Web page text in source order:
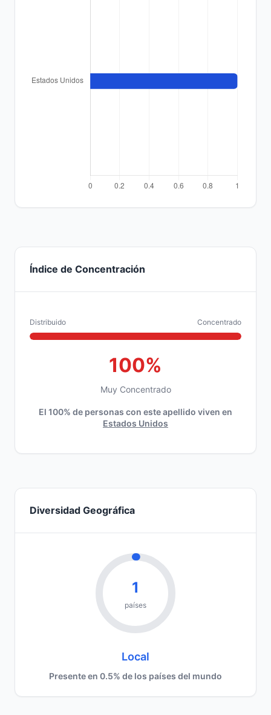
Índice de Concentración
Distribuido Concentrado
100%
Muy Concentrado
El 100% de personas con este apellido viven en
Estados Unidos
Diversidad Geográfica
1
países
Local
Presente en 0.5% de los países del mundo